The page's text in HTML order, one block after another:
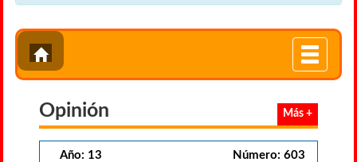
Toggle
Opinión Más +
Año: 13 Número: 603